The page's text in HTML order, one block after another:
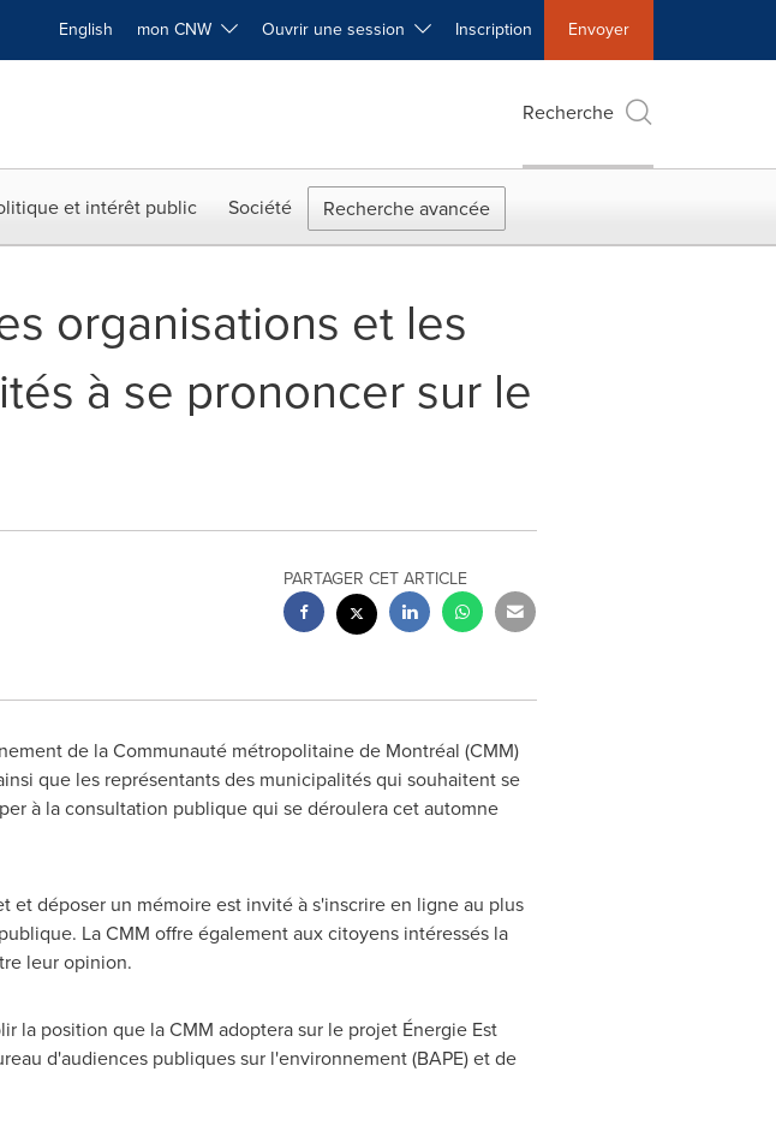
English mon CNW Ouvrir une session Inscription Envoyer
Recherche
et intérêt public Société Recherche avancée
organisations et les
à se prononcer sur le
PARTAGER CET ARTICLE
de la Communauté métropolitaine de Montréal (CMM)
que les représentants des municipalités qui souhaitent se
à la consultation publique qui se déroulera cet automne
déposer un mémoire est invité à s'inscrire en ligne au plus
La CMM offre également aux citoyens intéressés la
leur opinion.
la position que la CMM adoptera sur le projet Énergie Est
d'audiences publiques sur l'environnement (BAPE) et de